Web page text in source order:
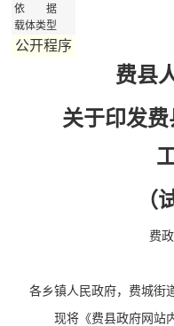
依 据
载体类型
公开程序
费县
关于印发
（
费
各乡镇人民政府，费城街
现将《费县政府网站